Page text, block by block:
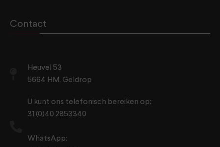
Contact
Heuvel 53
5664 HM, Geldrop
U kunt ons telefonisch bereiken op:
31 (0)40 2853340
WhatsApp: